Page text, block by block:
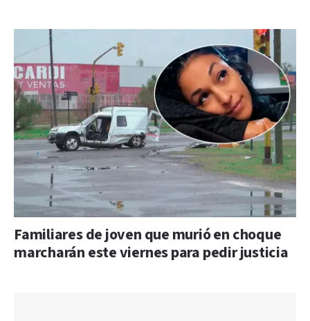
Familiares de joven que murió en choque
marcharán este viernes para pedir justicia